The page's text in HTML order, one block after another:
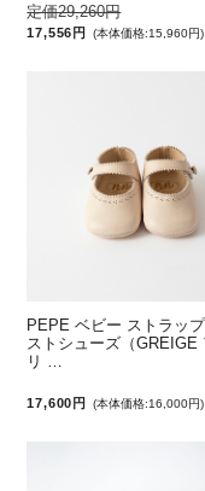
定価29,260円
17,556円 (本体価格:15,960円)
PEPE ベビー ストラッ
ストシューズ（GREIGE
リ …
17,600円 (本体価格:16,000円)